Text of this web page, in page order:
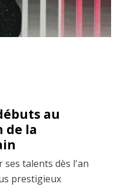
au
de la
ses talents dès l'an
prestigieux